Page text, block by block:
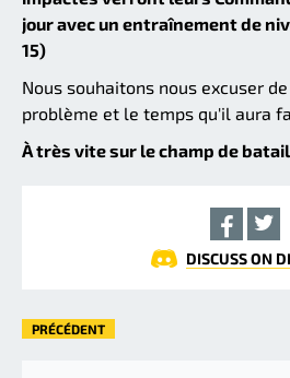
jour avec un entraînement de
15)
Nous souhaitons nous excuser
problème et le temps qu'il aura
À très vite sur le champ de
DISCUSS ON
PRÉCÉDENT